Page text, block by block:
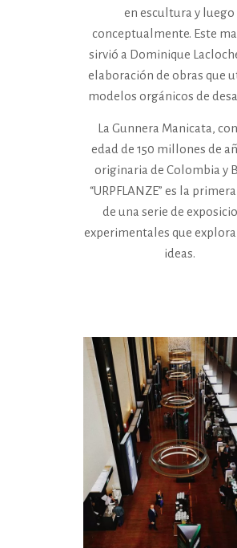
en escultura y luego
conceptualmente. Este
sirvió a Dominique
elaboración de obras que
modelos orgánicos de
La Gunnera Manicata,
edad de 150 millones de
originaria de Colombia y
“URPFLANZE” es la
de una serie de
experimentales que
ideas.